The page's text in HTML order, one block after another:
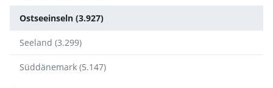
Ostseeinseln (3.927)
Seeland (3.299)
Süddänemark (5.147)